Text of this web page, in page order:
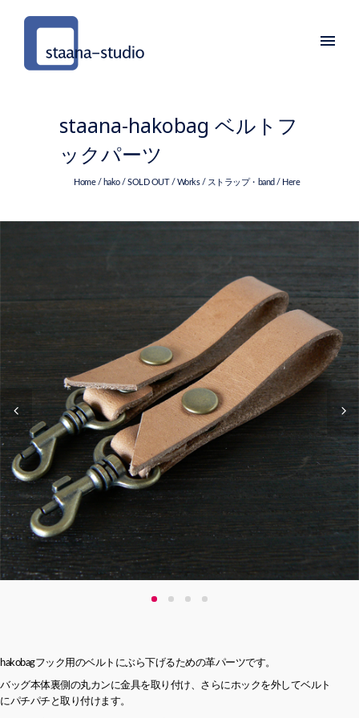
staana-hakobag ベルトフ
ックパーツ
Home/ hako/ SOLD OUT/ Works/ ストラップ・band / Here
hakobagフック用のベルトにぶら下げるための革パーツです。
バッグ本体裏側の丸カンに金具を取り付け、さらにホックを外してベルト
にパチパチと取り付けます。